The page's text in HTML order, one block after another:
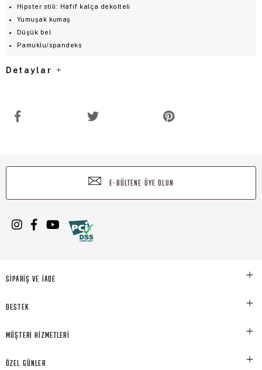
Hipster stili: Hafif kalça dekolteli
Yumuşak kumaş
Düşük bel
Pamuklu/spandeks
Detaylar
E-BÜLTENE ÜYE OLUN
SİPARİŞ VE İADE
DESTEK
MÜŞTERİ HİZMETLERİ
ÖZEL GÜNLER